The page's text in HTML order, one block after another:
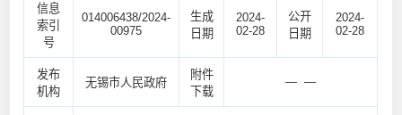
信息
索引
号
014006438/2024-
00975
生成
日期
2024-
02-28
公开
日期
2024-
02-28
发布
机构
无锡市人民政府
附件
下载
— —